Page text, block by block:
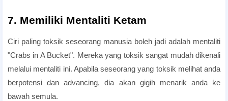
7. Memiliki Mentaliti Ketam
Ciri paling toksik seseorang manusia boleh jadi adalah mentaliti
"Crabs in A Bucket". Mereka yang toksik sangat mudah dikenali
melalui mentaliti ini. Apabila seseorang yang toksik melihat anda
berpotensi dan advancing, dia akan gigih menarik anda ke
bawah semula.